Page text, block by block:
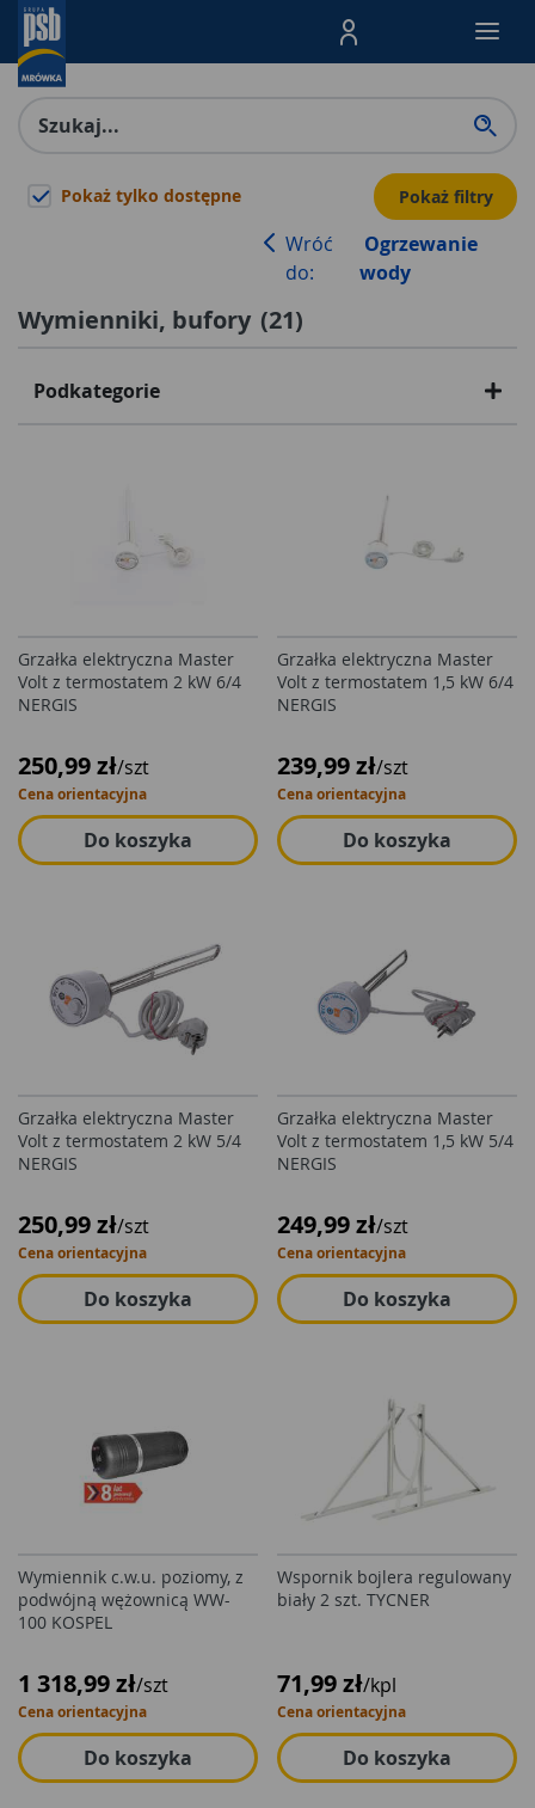
Menu Produktów,
Pokaż tylko dostępne Pokaż filtry
Wróć
do:
Ogrzewanie
wody
Wymienniki, bufory (21)
Podkategorie
Grzałka elektryczna Master
Volt z termostatem 2 kW 6/4
NERGIS
250,99 zł/szt
Cena orientacyjna
Do koszyka
Grzałka elektryczna Master
Volt z termostatem 1,5 kW 6/4
NERGIS
239,99 zł/szt
Cena orientacyjna
Do koszyka
Grzałka elektryczna Master
Volt z termostatem 2 kW 5/4
NERGIS
250,99 zł/szt
Cena orientacyjna
Do koszyka
Grzałka elektryczna Master
Volt z termostatem 1,5 kW 5/4
NERGIS
249,99 zł/szt
Cena orientacyjna
Do koszyka
Wymiennik c.w.u. poziomy, z
podwójną wężownicą WW-
100 KOSPEL
1 318,99 zł/szt
Cena orientacyjna
Do koszyka
Wspornik bojlera regulowany
biały 2 szt. TYCNER
71,99 zł/kpl
Cena orientacyjna
Do koszyka